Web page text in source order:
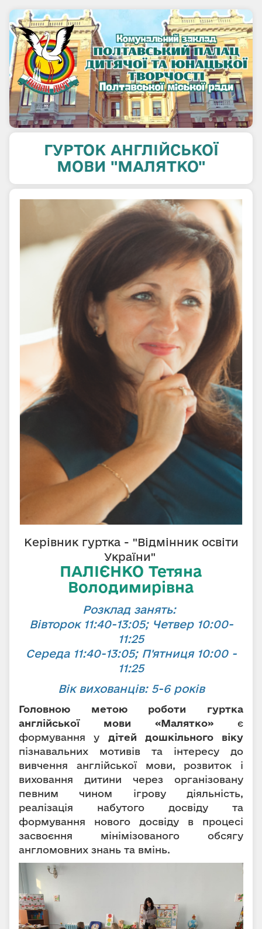
ГУРТОК АНГЛІЙСЬКОЇ
МОВИ "МАЛЯТКО"
Керівник гуртка - "Відмінник освіти
України"
ПАЛІЄНКО Тетяна
Володимирівна
Розклад занять:
Вівторок 11:40-13:05; Четвер 10:00-
11:25
Середа 11:40-13:05; П'ятниця 10:00 -
11:25
Вік вихованців: 5-6 років
Головною метою роботи гуртка
англійської мови «Малятко» є
формування у дітей дошкільного віку
пізнавальних мотивів та інтересу до
вивчення англійської мови, розвиток і
виховання дитини через організовану
певним чином ігрову діяльність,
реалізація набутого досвіду та
формування нового досвіду в процесі
засвоєння мінімізованого обсягу
англомовних знань та вмінь.